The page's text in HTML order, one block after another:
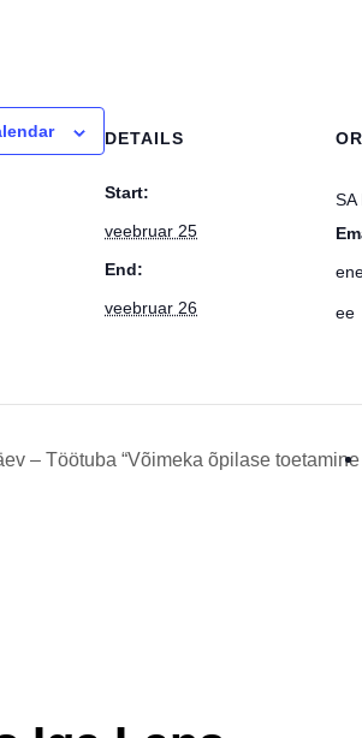
DETAILS
Start:
veebruar 25
End:
veebruar 26
SA
ee
– Töötuba “Võimeka õpilase toetamine